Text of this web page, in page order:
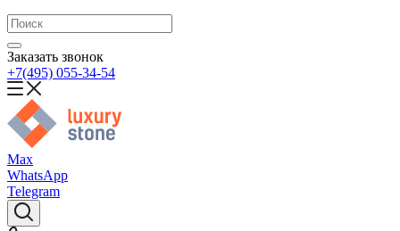
Заказать звонок
+7(495) 055-34-54
Max
WhatsApp
Telegram